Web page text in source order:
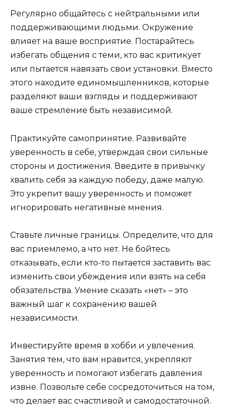
Регулярно общайтесь с нейтральными или
поддерживающими людьми. Окружение
влияет на ваше восприятие. Постарайтесь
избегать общения с теми, кто вас критикует
или пытается навязать свои установки. Вместо
этого находите единомышленников, которые
разделяют ваши взгляды и поддерживают
ваше стремление быть независимой.
Практикуйте самопринятие. Развивайте
уверенность в себе, утверждая свои сильные
стороны и достижения. Введите в привычку
хвалить себя за каждую победу, даже малую.
Это укрепит вашу уверенность и поможет
игнорировать негативные мнения.
Ставьте личные границы. Определите, что для
вас приемлемо, а что нет. Не бойтесь
отказывать, если кто-то пытается заставить вас
изменить свои убеждения или взять на себя
обязательства. Умение сказать «нет» – это
важный шаг к сохранению вашей
независимости.
Инвестируйте время в хобби и увлечения.
Занятия тем, что вам нравится, укрепляют
уверенность и помогают избегать давления
извне. Позвольте себе сосредоточиться на том,
что делает вас счастливой и самодостаточной.